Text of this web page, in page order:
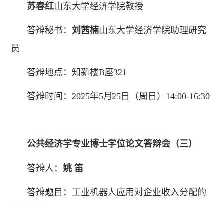
苏春红山东大学经济学院教授
答辩秘书： 刘茜楠山东大学经济学院助理研究
员
答辩地点：知新楼B座321
答辩时间：2025年5月25日（周日）14:00-16:30
公共经济学专业博士学位论文答辩会（三）
答辩人： 姚 笛
答辩题目：工业机器人应用对企业收入分配的